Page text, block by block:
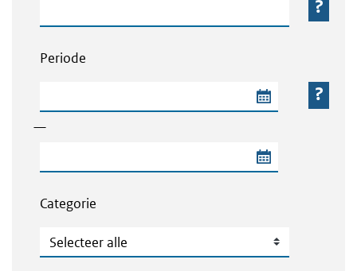
Periode
—
Categorie
Categorie